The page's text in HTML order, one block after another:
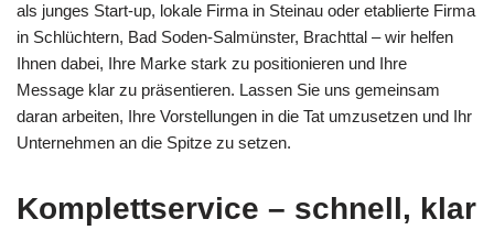
als junges Start-up, lokale Firma in Steinau oder etablierte Firma
in Schlüchtern, Bad Soden-Salmünster, Brachttal – wir helfen
Ihnen dabei, Ihre Marke stark zu positionieren und Ihre
Message klar zu präsentieren. Lassen Sie uns gemeinsam
daran arbeiten, Ihre Vorstellungen in die Tat umzusetzen und Ihr
Unternehmen an die Spitze zu setzen.
Komplettservice – schnell, klar